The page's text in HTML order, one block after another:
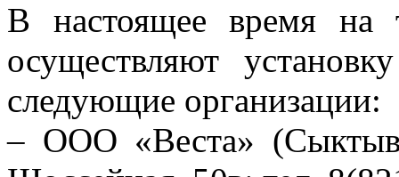
В настоящее время на
осуществляют
следующие организации:
– ООО «Веста»